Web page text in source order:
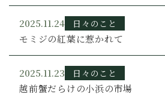
2025.11.24 日々のこと
モミジの紅葉に惹かれて
2025.11.23 日々のこと
越前蟹だらけの小浜の市場